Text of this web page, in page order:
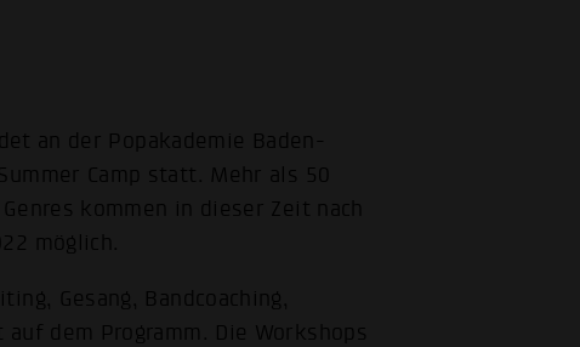
an der Popakademie Baden-
Camp statt. Mehr als 50
kommen in dieser Zeit nach
möglich.
Gesang, Bandcoaching,
dem Programm. Die Workshops